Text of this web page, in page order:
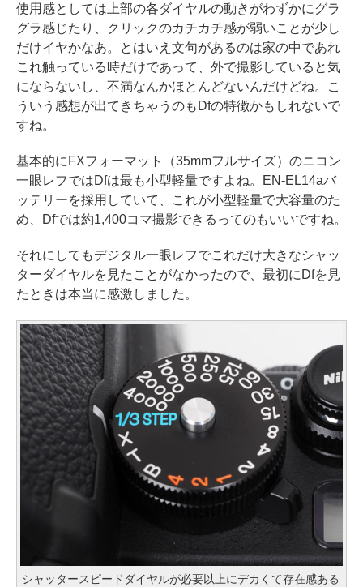
使用感としては上部の各ダイヤルの動きがわずかにグラ
グラ感じたり、クリックのカチカチ感が弱いことが少し
だけイヤかなあ。とはいえ文句があるのは家の中であれ
これ触っている時だけであって、外で撮影していると気
にならないし、不満なんかほとんどないんだけどね。こ
ういう感想が出てきちゃうのもDfの特徴かもしれないで
すね。
基本的にFXフォーマット（35mmフルサイズ）のニコン
一眼レフではDfは最も小型軽量ですよね。EN-EL14aバ
ッテリーを採用していて、これが小型軽量で大容量のた
め、Dfでは約1,400コマ撮影できるってのもいいですね。
それにしてもデジタル一眼レフでこれだけ大きなシャッ
ターダイヤルを見たことがなかったので、最初にDfを見
たときは本当に感激しました。
シャッタースピードダイヤルが必要以上にデカくて存在感ある